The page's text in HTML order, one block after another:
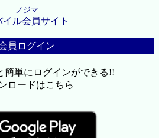
ノジマ
イル会員サイト
員ログイン
簡単にログインができる!!
ロードはこちら